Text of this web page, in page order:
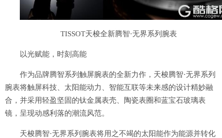
TISSOT天梭全新腾智·无界系列腕表
以光赋能，时刻高能
作为品牌腾智系列触屏腕表的全新力作，天梭腾智·无界系列
腕表将触屏科技、太阳能动力、智能互联等未来感的设计精妙融
合，并采用轻盈坚固的钛金属表壳、陶瓷表圈和蓝宝石玻璃表
镜，呈现动感利落的潮流风范。
天梭腾智·无界系列腕表将用之不竭的太阳能作为能源并转化